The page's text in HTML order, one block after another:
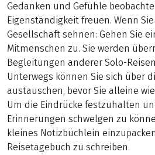
Gedanken und Gefühle
Eigenständigkeit freuen. Wenn
Gesellschaft sehnen: Gehen Sie
Mitmenschen zu. Sie werden
Begleitungen anderer Solo-
Unterwegs können Sie sich über
austauschen, bevor Sie alleine
Um die Eindrücke festzuhalten
Erinnerungen schwelgen zu
kleines Notizbüchlein
Reisetagebuch zu schreiben.